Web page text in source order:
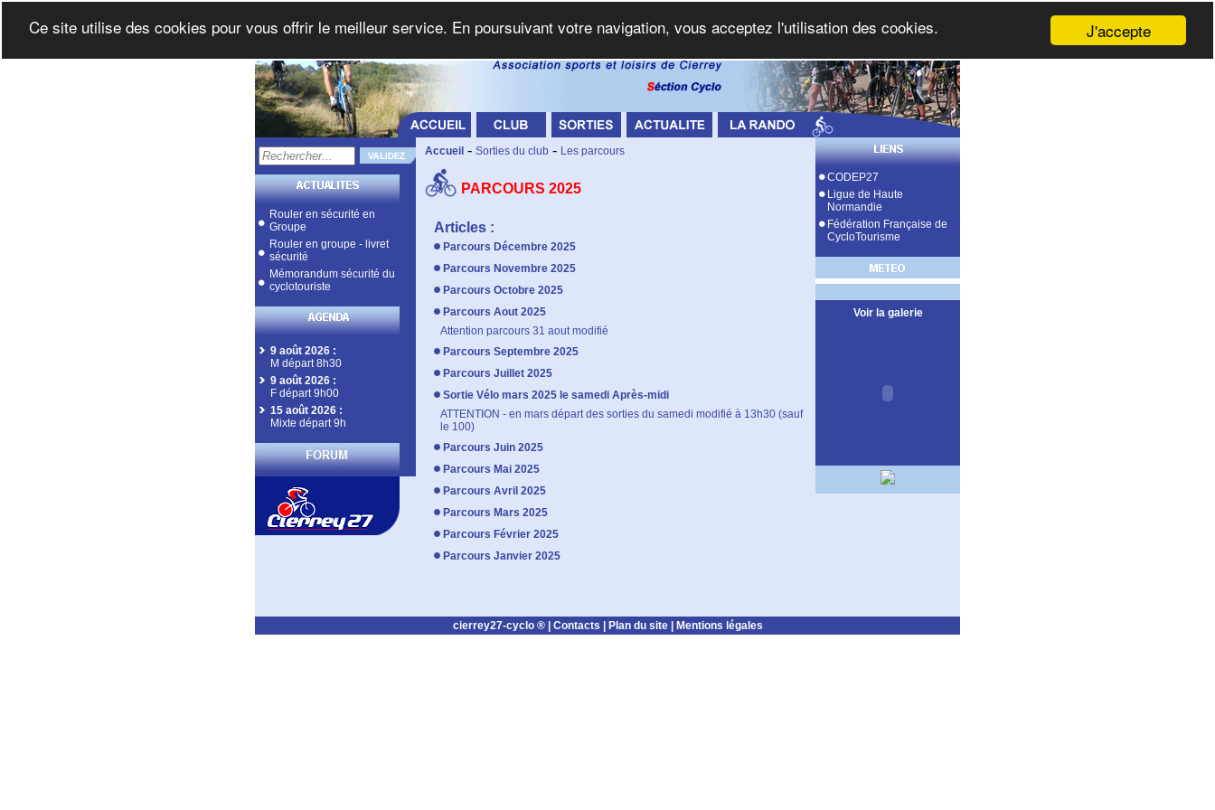
Rouler en sécurité en
Groupe
Rouler en groupe - livret
sécurité
Mémorandum sécurité du
cyclotouriste
9 août 2026 :
M départ 8h30
9 août 2026 :
F départ 9h00
15 août 2026 :
Mixte départ 9h
Accueil - Sorties du club - Les parcours
PARCOURS 2025
Articles :
Parcours Décembre 2025
Parcours Novembre 2025
Parcours Octobre 2025
Parcours Aout 2025
Attention parcours 31 aout modifié
Parcours Septembre 2025
Parcours Juillet 2025
Sortie Vélo mars 2025 le samedi Après-midi
ATTENTION - en mars départ des sorties du samedi modifié à 13h30 (sauf
le 100)
Parcours Juin 2025
Parcours Mai 2025
Parcours Avril 2025
Parcours Mars 2025
Parcours Février 2025
Parcours Janvier 2025
CODEP27
Ligue de Haute
Normandie
Fédération Française de
CycloTourisme
Voir la galerie
cierrey27-cyclo ® | Contacts Plan du site Mentions légales
J'accepte
Ce site utilise des cookies pour vous offrir le meilleur service. En poursuivant votre navigation, vous acceptez l'utilisation des cookies.